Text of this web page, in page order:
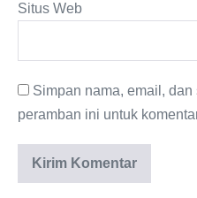
Situs Web
Simpan nama, email,
peramban ini untuk